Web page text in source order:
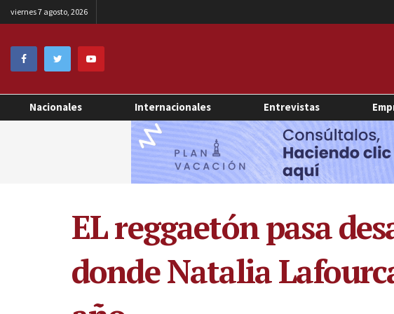
viernes 7 agosto, 2026
Nacionales Internacionales Entrevistas
EL reggaetón pasa
donde Natalia